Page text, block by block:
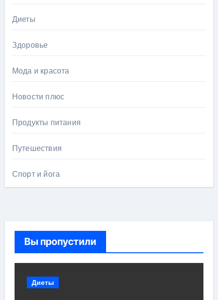
Диеты
Здоровье
Мода и красота
Новости плюс
Продукты питания
Путешествия
Спорт и йога
Вы пропустили
Диеты